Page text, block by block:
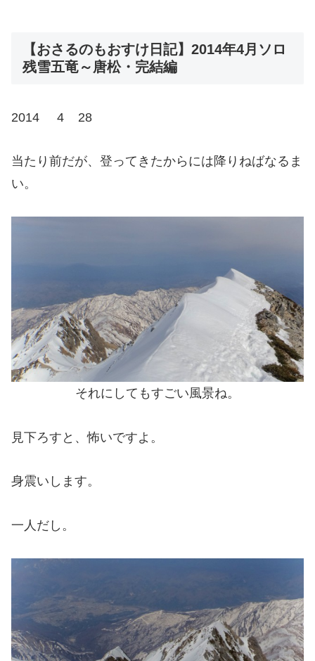
【おさるのもおすけ日記】2014年4月ソロ
残雪五竜～唐松・完結編
2014 4 28
当たり前だが、登ってきたからには降りねばなるま
い。
それにしてもすごい風景ね。
見下ろすと、怖いですよ。
身震いします。
一人だし。